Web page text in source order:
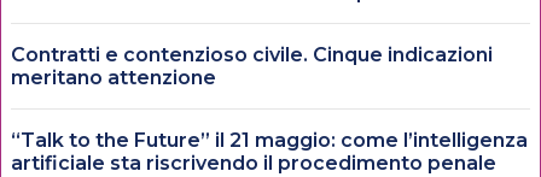
Contratti e contenzioso civile. Cinque indicazioni
meritano attenzione
“Talk to the Future” il 21 maggio: come l’intelligenza
artificiale sta riscrivendo il procedimento penale